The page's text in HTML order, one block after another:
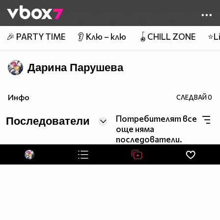
👾
🎉 PARTY TIME 👂 Клю – клю 🪀CHILL ZONE
Дарина Парушева
Инфо СЛЕДВАЙ0
Последователи
Потребителят все
още няма
последователи.